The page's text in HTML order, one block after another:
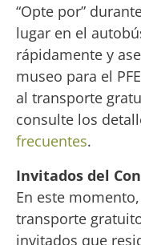
“Opte por”
lugar en el
rápidamente y
museo para el
al transporte
consulte los
frecuentes.
Invitados del
En este
transporte
invitados que